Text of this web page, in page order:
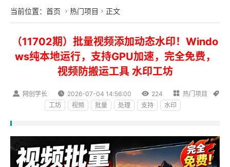
当前位置： 首页  热门项目  正文
（11702期）批量视频添加动态水印！Windo
ws纯本地运行，支持GPU加速，完全免费，
视频防搬运工具 水印工坊
 网创学长  2026-07-04 14:56:00  224  热门项目 
工坊 视频 批量 处理 支持 水印